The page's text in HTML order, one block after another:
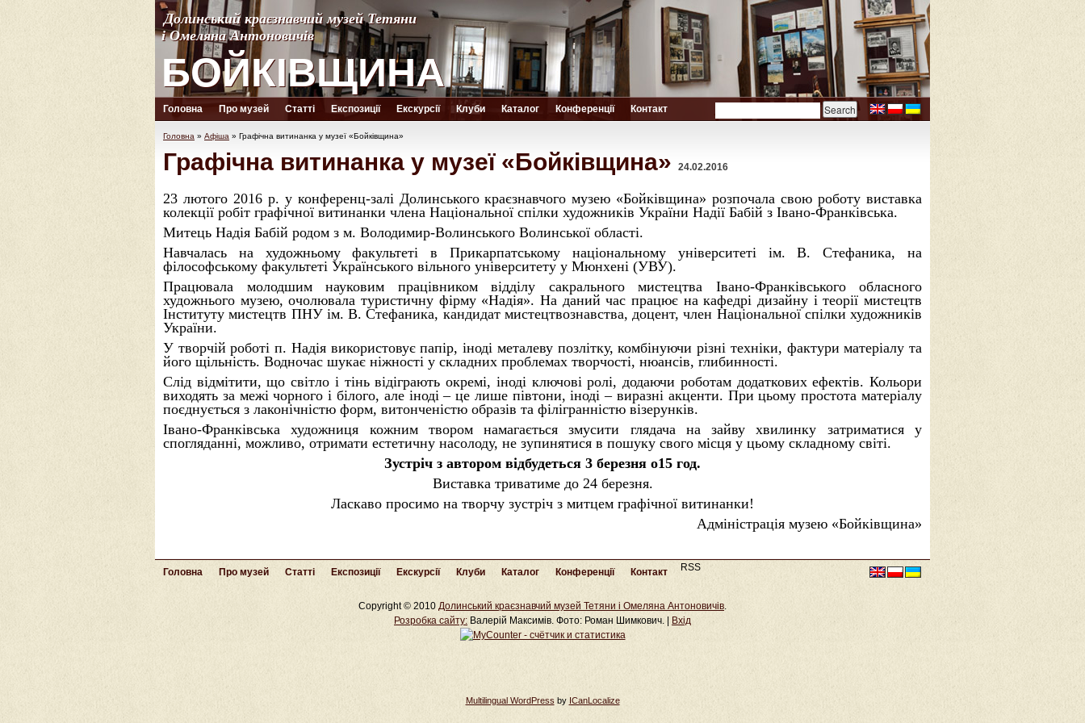
Долинський краєзнавчий музей Тетяни
і Омеляна Антоновичів
БОЙКІВЩИНА
Долинський краєзнавчий музей Тетяни
і Омеляна Антоновичів
БОЙКІВЩИНА
Головна Про музей Статті Експозиції Екскурсії Клуби Каталог Конференції Контакт
Головна » Афіша » Графічна витинанка у музеї «Бойківщина»
Графічна витинанка у музеї «Бойківщина» 24.02.2016
23 лютого 2016 р. у конференц-залі Долинського краєзнавчого музею «Бойківщина» розпочала свою роботу виставка
колекції робіт графічної витинанки члена Національної спілки художників України Надії Бабій з Івано-Франківська.
Митець Надія Бабій родом з м. Володимир-Волинського Волинської області.
Навчалась на художньому факультеті в Прикарпатському національному університеті ім. В. Стефаника, на
філософському факультеті Українського вільного університету у Мюнхені (УВУ).
Працювала молодшим науковим працівником відділу сакрального мистецтва Івано-Франківського обласного
художнього музею, очолювала туристичну фірму «Надія». На даний час працює на кафедрі дизайну і теорії мистецтв
Інституту мистецтв ПНУ ім. В. Стефаника, кандидат мистецтвознавства, доцент, член Національної спілки художників
України.
У творчій роботі п. Надія використовує папір, іноді металеву позлітку, комбінуючи різні техніки, фактури матеріалу та
його щільність. Водночас шукає ніжності у складних проблемах творчості, нюансів, глибинності.
Слід відмітити, що світло і тінь відіграють окремі, іноді ключові ролі, додаючи роботам додаткових ефектів. Кольори
виходять за межі чорного і білого, але іноді – це лише півтони, іноді – виразні акценти. При цьому простота матеріалу
поєднується з лаконічністю форм, витонченістю образів та філігранністю візерунків.
Івано-Франківська художниця кожним твором намагається змусити глядача на зайву хвилинку затриматися у
спогляданні, можливо, отримати естетичну насолоду, не зупинятися в пошуку свого місця у цьому складному світі.
Зустріч з автором відбудеться 3 березня о15 год.
Виставка триватиме до 24 березня.
Ласкаво просимо на творчу зустріч з митцем графічної витинанки!
Адміністрація музею «Бойківщина»
Головна Про музей Статті Експозиції Екскурсії Клуби Каталог Конференції Контакт RSS
Copyright © 2010 Долинський краєзнавчий музей Тетяни і Омеляна Антоновичів.
Розробка cайту: Валерій Максимів. Фото: Роман Шимкович. | Вхід
Multilingual WordPress by ICanLocalize